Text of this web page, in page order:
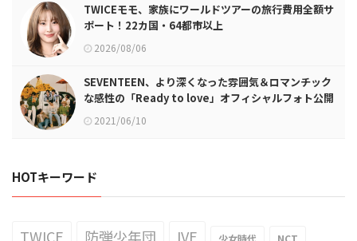
TWICEモモ、家族にワールドツアーの旅行費用全額サ
ポート！22カ国・64都市以上
2026/08/06
SEVENTEEN、より深くなった雰囲気＆ロマンチック
な感性の「Ready to love」オフィシャルフォト公開
2021/06/10
HOTキーワード
TWICE 防弾少年団 IVE 少女時代 NCT